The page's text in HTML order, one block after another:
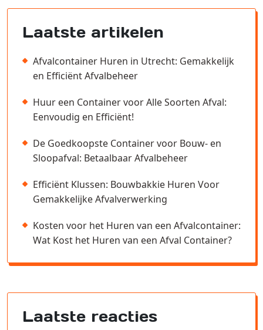
Laatste artikelen
Afvalcontainer Huren in Utrecht: Gemakkelijk
en Efficiënt Afvalbeheer
Huur een Container voor Alle Soorten Afval:
Eenvoudig en Efficiënt!
De Goedkoopste Container voor Bouw- en
Sloopafval: Betaalbaar Afvalbeheer
Efficiënt Klussen: Bouwbakkie Huren Voor
Gemakkelijke Afvalverwerking
Kosten voor het Huren van een Afvalcontainer:
Wat Kost het Huren van een Afval Container?
Laatste reacties